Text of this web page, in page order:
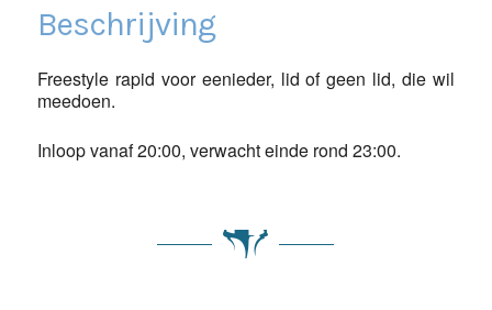
Beschrijving
Freestyle rapid voor eenieder, lid of geen lid, die wil
meedoen.
Inloop vanaf 20:00, verwacht einde rond 23:00.